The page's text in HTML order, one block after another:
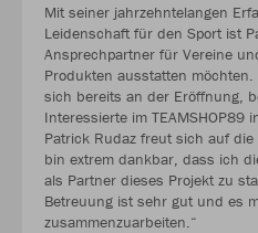
Mit seiner jahrzehntelangen
Leidenschaft für den Sport ist
Ansprechpartner für Vereine
Produkten ausstatten
sich bereits an der Eröffnung,
Interessierte im TEAMSHOP89
Patrick Rudaz freut sich auf
bin extrem dankbar, dass ich
als Partner dieses Projekt zu
Betreuung ist sehr gut und es
zusammenzuarbeiten.“